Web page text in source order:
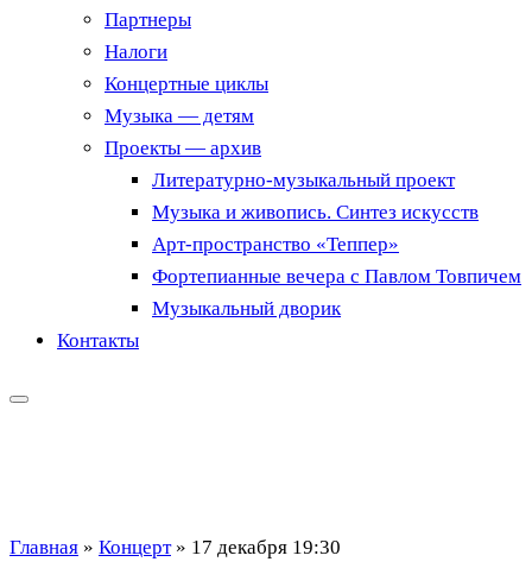
Партнеры
Налоги
Концертные циклы
Музыка — детям
Проекты — архив
Литературно-музыкальный проект
Музыка и живопись. Синтез искусств
Арт-пространство «Теппер»
Фортепианные вечера с Павлом Товпичем
Музыкальный дворик
Контакты
Главная » Концерт » 17 декабря 19:30